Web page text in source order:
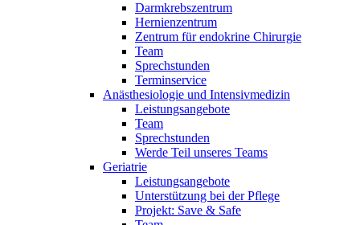
Darmkrebszentrum
Hernienzentrum
Zentrum für endokrine Chirurgie
Team
Sprechstunden
Terminservice
Anästhesiologie und Intensivmedizin
Leistungsangebote
Team
Sprechstunden
Werde Teil unseres Teams
Geriatrie
Leistungsangebote
Unterstützung bei der Pflege
Projekt: Save & Safe